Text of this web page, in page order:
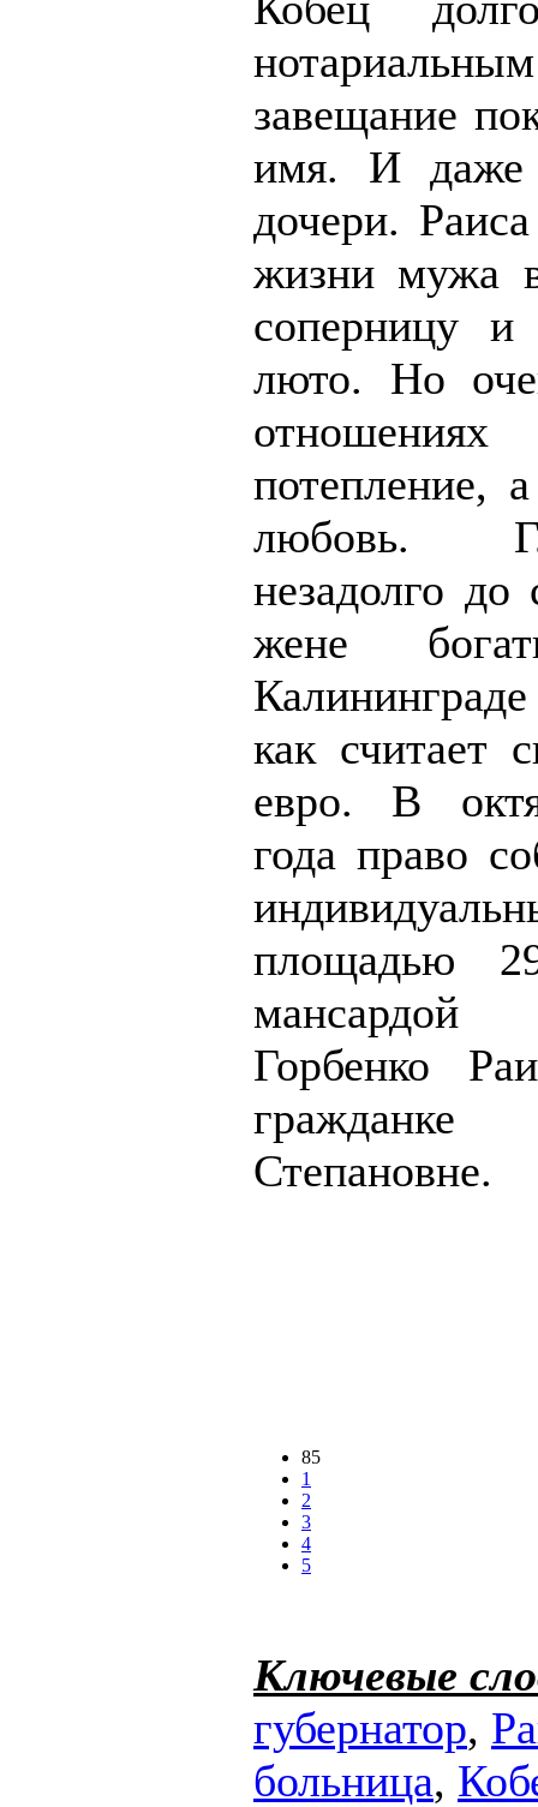
завещание
имя. И даже
дочери.
жизни мужа
соперницу и
люто. Но
потепление,
любовь.
незадолго до
жене
как считает
евро. В
года право
площадью
Горбенко
Степановне.
85
1
2
3
4
5
Ключевые
губернатор,
больница,